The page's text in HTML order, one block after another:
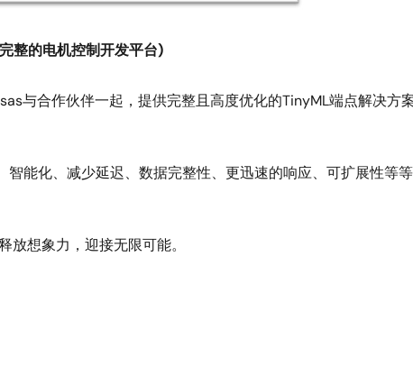
整的电机控制开发平台)
与合作伙伴一起，提供完整且高度优化的TinyML端点解决方
能化、减少延迟、数据完整性、更迅速的响应、可扩展性等
想象力，迎接无限可能。